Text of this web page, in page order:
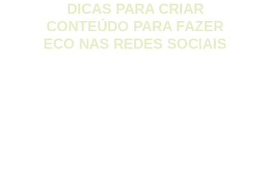
DICAS PARA CRIAR
CONTEÚDO PARA FAZER
ECO NAS REDES SOCIAIS